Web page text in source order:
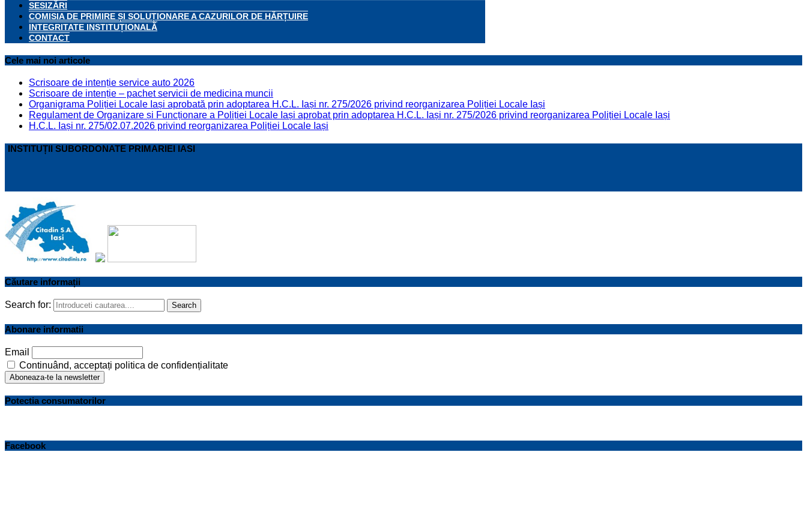
SESIZĂRI
COMISIA DE PRIMIRE ȘI SOLUȚIONARE A CAZURILOR DE HĂRȚUIRE
INTEGRITATE INSTITUȚIONALĂ
CONTACT
Cele mai noi articole
Scrisoare de intenție service auto 2026
Scrisoare de intenție – pachet servicii de medicina muncii
Organigrama Poliției Locale Iași aprobată prin adoptarea H.C.L. Iași nr. 275/2026 privind reorganizarea Poliției Locale Iași
Regulament de Organizare și Funcționare a Poliției Locale Iași aprobat prin adoptarea H.C.L. Iași nr. 275/2026 privind reorganizarea Poliției Locale Iași
H.C.L. Iași nr. 275/02.07.2026 privind reorganizarea Poliției Locale Iași
INSTITUȚII SUBORDONATE PRIMARIEI IASI
Căutare informații
Search for: Search
Abonare informatii
Email
Continuând, acceptați politica de confidențialitate
Potectia consumatorilor
Facebook